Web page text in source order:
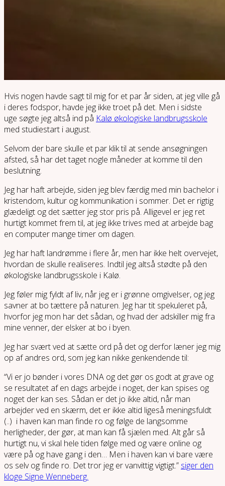
Hvis nogen havde sagt til mig for et par år siden, at jeg ville gå
i deres fodspor, havde jeg ikke troet på det. Men i sidste
uge søgte jeg altså ind på Kalø økologiske landbrugsskole
med studiestart i august.
Selvom der bare skulle et par klik til at sende ansøgningen
afsted, så har det taget nogle måneder at komme til den
beslutning.
Jeg har haft arbejde, siden jeg blev færdig med min bachelor i
kristendom, kultur og kommunikation i sommer. Det er rigtig
glædeligt og det sætter jeg stor pris på. Alligevel er jeg ret
hurtigt kommet frem til, at jeg ikke trives med at arbejde bag
en computer mange timer om dagen.
Jeg har haft landrømme i flere år, men har ikke helt overvejet,
hvordan de skulle realiseres. Indtil jeg altså stødte på den
økologiske landbrugsskole i Kalø.
Jeg føler mig fyldt af liv, når jeg er i grønne omgivelser, og jeg
savner at bo tættere på naturen. Jeg har tit spekuleret på,
hvorfor jeg mon har det sådan, og hvad der adskiller mig fra
mine venner, der elsker at bo i byen.
Jeg har svært ved at sætte ord på det og derfor læner jeg mig
op af andres ord, som jeg kan nikke genkendende til:
“Vi er jo bønder i vores DNA og det gør os godt at grave og
se resultatet af en dags arbejde i noget, der kan spises og
noget der kan ses. Sådan er det jo ikke altid, når man
arbejder ved en skærm, det er ikke altid ligeså meningsfuldt
(..) i haven kan man finde ro og følge de langsomme
herligheder, der gør, at man kan få sjælen med. Alt går så
hurtigt nu, vi skal hele tiden følge med og være online og
være på og have gang i den… Men i haven kan vi bare være
os selv og finde ro. Det tror jeg er vanvittig vigtigt.” siger den
kloge Signe Wenneberg.